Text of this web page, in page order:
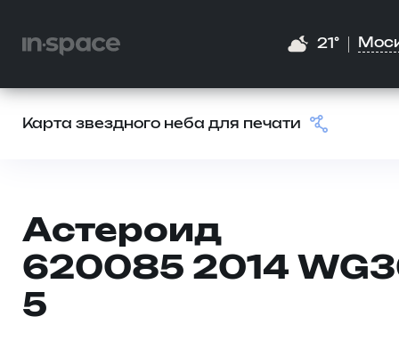
21°
Карта звездного неба для печати
Астероид
620085 2014
5